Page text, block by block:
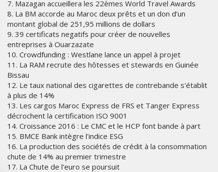
7. Mazagan accueillera les 22èmes World Travel Awards
8. La BM accorde au Maroc deux prêts et un don d’un
montant global de 251,95 millions de dollars
9. 39 certificats negatifs pour créer de nouvelles
entreprises à Ouarzazate
10. Crowdfunding : Westlane lance un appel à projet
11. La RAM recrute des hôtesses et stewards en Guinée
Bissau
12. Le taux national des cigarettes de contrebande s'établit
à plus de 14%
13. Les cargos Maroc Express de FRS et Tanger Express
décrochent la certification ISO 9001
14. Croissance 2016 : Le CMC et le HCP font bande à part
15. BMCE Bank intègre l'indice ESG
16. La production des sociétés de crédit à la consommation
chute de 14% au premier trimestre
17. La Chute de l'euro se poursuit